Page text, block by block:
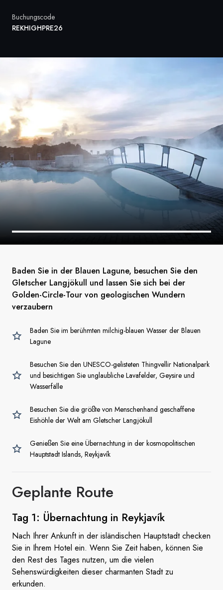
Buchungscode
REKHIGHPRE26
Baden Sie in der Blauen Lagune, besuchen Sie den
Gletscher Langjökull und lassen Sie sich bei der
Golden-Circle-Tour von geologischen Wundern
verzaubern
Baden Sie im berühmten milchig-blauen Wasser der Blauen
Lagune
Besuchen Sie den UNESCO-gelisteten Thingvellir Nationalpark
und besichtigen Sie unglaubliche Lavafelder, Geysire und
Wasserfälle
Besuchen Sie die größte von Menschenhand geschaffene
Eishöhle der Welt am Gletscher Langjökull
Genießen Sie eine Übernachtung in der kosmopolitischen
Hauptstadt Islands, Reykjavík
Geplante Route
Tag 1: Übernachtung in Reykjavík
Nach Ihrer Ankunft in der isländischen Hauptstadt checken
Sie in Ihrem Hotel ein. Wenn Sie Zeit haben, können Sie
den Rest des Tages nutzen, um die vielen
Sehenswürdigkeiten dieser charmanten Stadt zu
erkunden.